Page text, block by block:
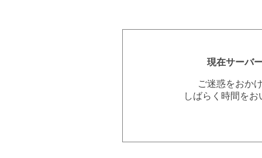
現在サーバ
ご迷惑をおか
しばらく時間を